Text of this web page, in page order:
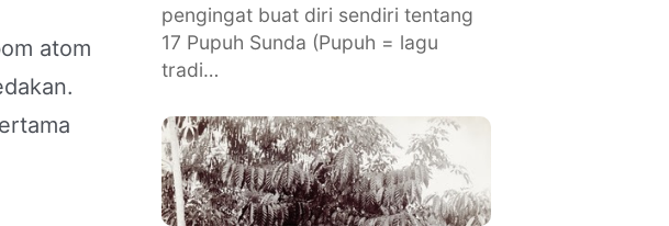
atom
pengingat buat diri sendiri tentang
17 Pupuh Sunda (Pupuh = lagu
tradi…